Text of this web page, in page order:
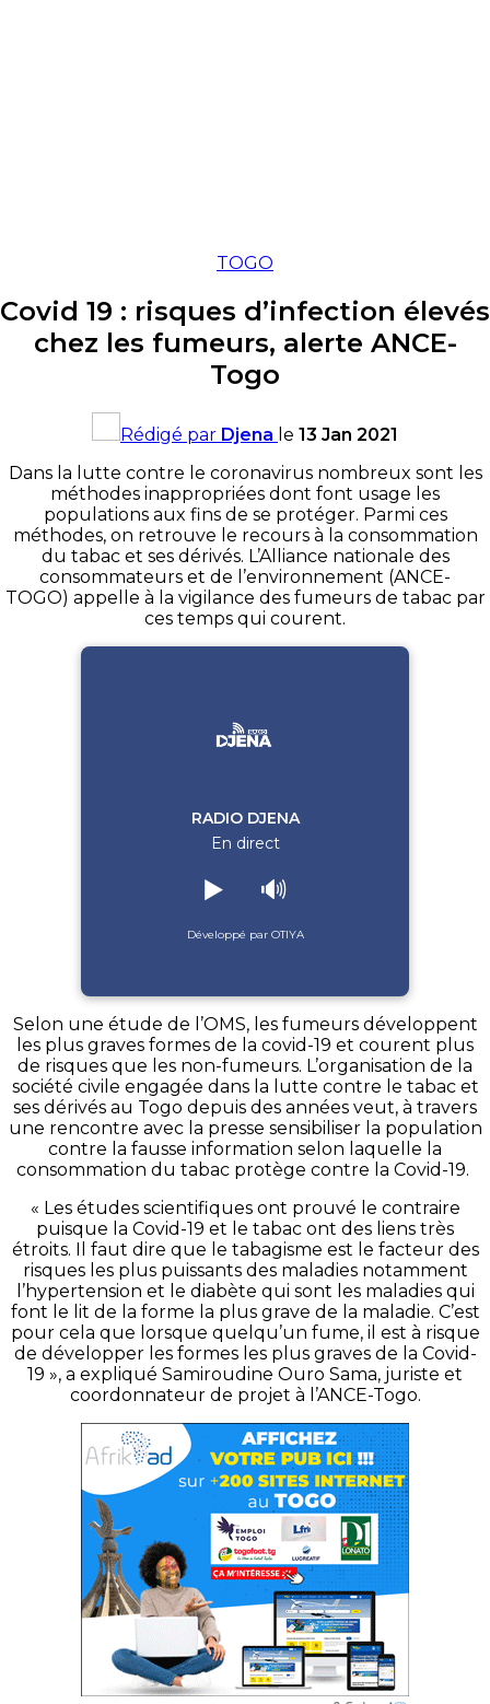
TOGO
Covid 19 : risques d’infection élevés
chez les fumeurs, alerte ANCE-
Togo
Rédigé par Djena le 13 Jan 2021
Dans la lutte contre le coronavirus nombreux sont les
méthodes inappropriées dont font usage les
populations aux fins de se protéger. Parmi ces
méthodes, on retrouve le recours à la consommation
du tabac et ses dérivés. L’Alliance nationale des
consommateurs et de l’environnement (ANCE-
TOGO) appelle à la vigilance des fumeurs de tabac par
ces temps qui courent.
RADIO DJENA
En direct
▶️ 🔊
Développé par OTIYA
Selon une étude de l’OMS, les fumeurs développent
les plus graves formes de la covid-19 et courent plus
de risques que les non-fumeurs. L’organisation de la
société civile engagée dans la lutte contre le tabac et
ses dérivés au Togo depuis des années veut, à travers
une rencontre avec la presse sensibiliser la population
contre la fausse information selon laquelle la
consommation du tabac protège contre la Covid-19.
« Les études scientifiques ont prouvé le contraire
puisque la Covid-19 et le tabac ont des liens très
étroits. Il faut dire que le tabagisme est le facteur des
risques les plus puissants des maladies notamment
l’hypertension et le diabète qui sont les maladies qui
font le lit de la forme la plus grave de la maladie. C’est
pour cela que lorsque quelqu’un fume, il est à risque
de développer les formes les plus graves de la Covid-
19 », a expliqué Samiroudine Ouro Sama, juriste et
coordonnateur de projet à l’ANCE-Togo.